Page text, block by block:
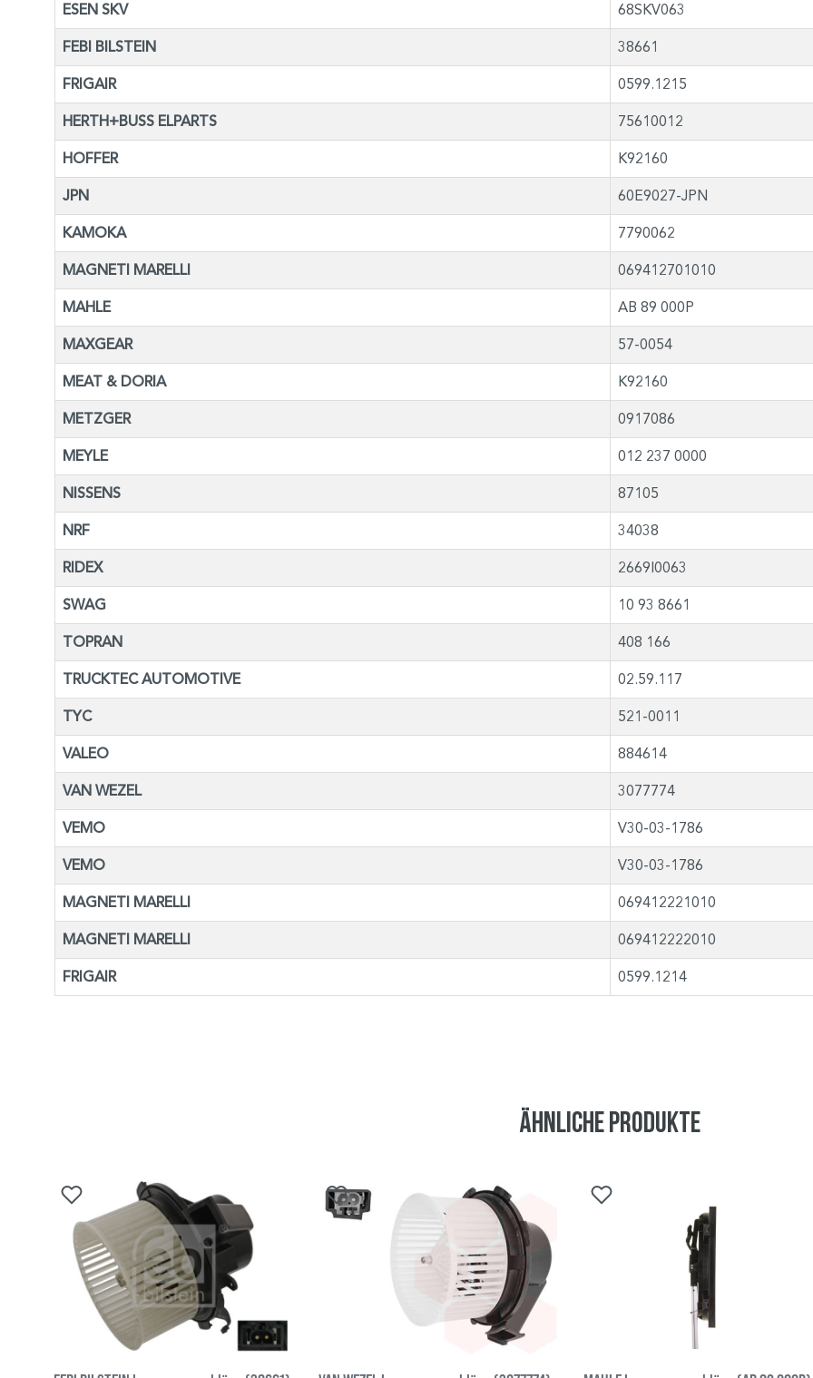
ESEN SKV 68SKV063
FEBI BILSTEIN 38661
FRIGAIR 0599.1215
HERTH+BUSS ELPARTS 75610012
HOFFER K92160
JPN 60E9027-JPN
KAMOKA 7790062
MAGNETI MARELLI 069412701010
MAHLE AB 89 000P
MAXGEAR 57-0054
MEAT & DORIA K92160
METZGER 0917086
MEYLE 012 237 0000
NISSENS 87105
NRF 34038
RIDEX 2669I0063
SWAG 10 93 8661
TOPRAN 408 166
TRUCKTEC AUTOMOTIVE 02.59.117
TYC 521-0011
VALEO 884614
VAN WEZEL 3077774
VEMO V30-03-1786
VEMO V30-03-1786
MAGNETI MARELLI 069412221010
MAGNETI MARELLI 069412222010
FRIGAIR 0599.1214
Ähnliche Produkte